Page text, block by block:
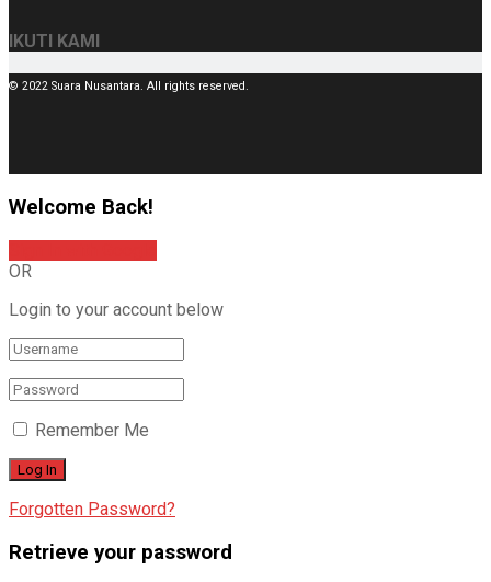
IKUTI KAMI
© 2022 Suara Nusantara. All rights reserved.
Welcome Back!
OR
Login to your account below
Remember Me
Forgotten Password?
Retrieve your password